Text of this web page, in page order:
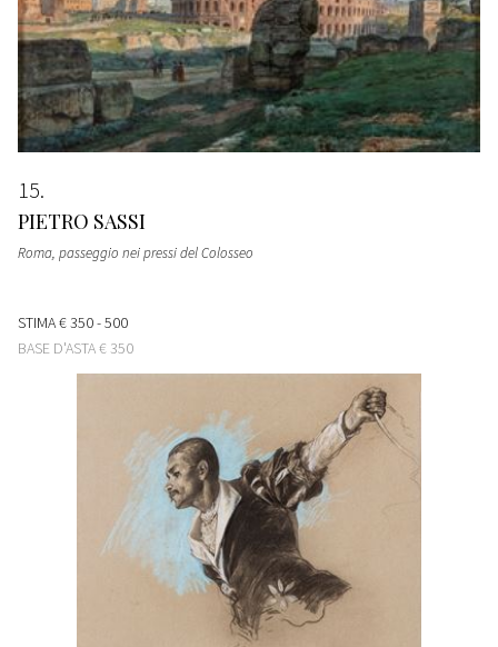
15
PIETRO SASSI
Roma, passeggio nei pressi del Colosseo
STIMA€ 350 - 500
BASE D'ASTA€ 350